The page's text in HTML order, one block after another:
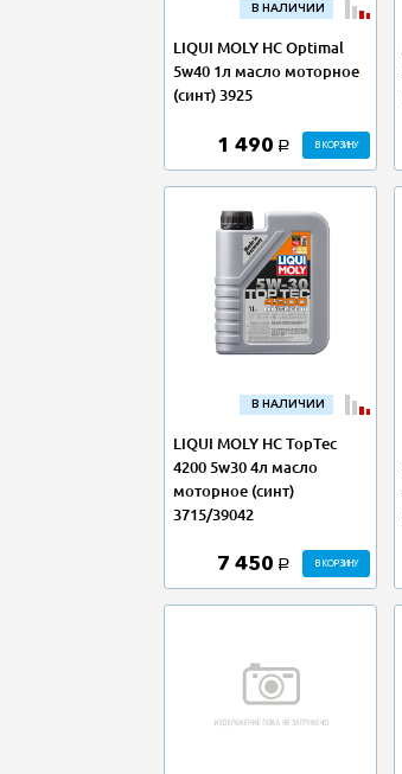
В НАЛИЧИИ
LIQUI MOLY НС Optimal
5w40 1л масло моторное
(синт) 3925
1 490 a В КОРЗИНУ
В НАЛИЧИИ
LIQUI MOLY НС TopTec
4200 5w30 4л масло
моторное (синт)
3715/39042
7 450 a В КОРЗИНУ